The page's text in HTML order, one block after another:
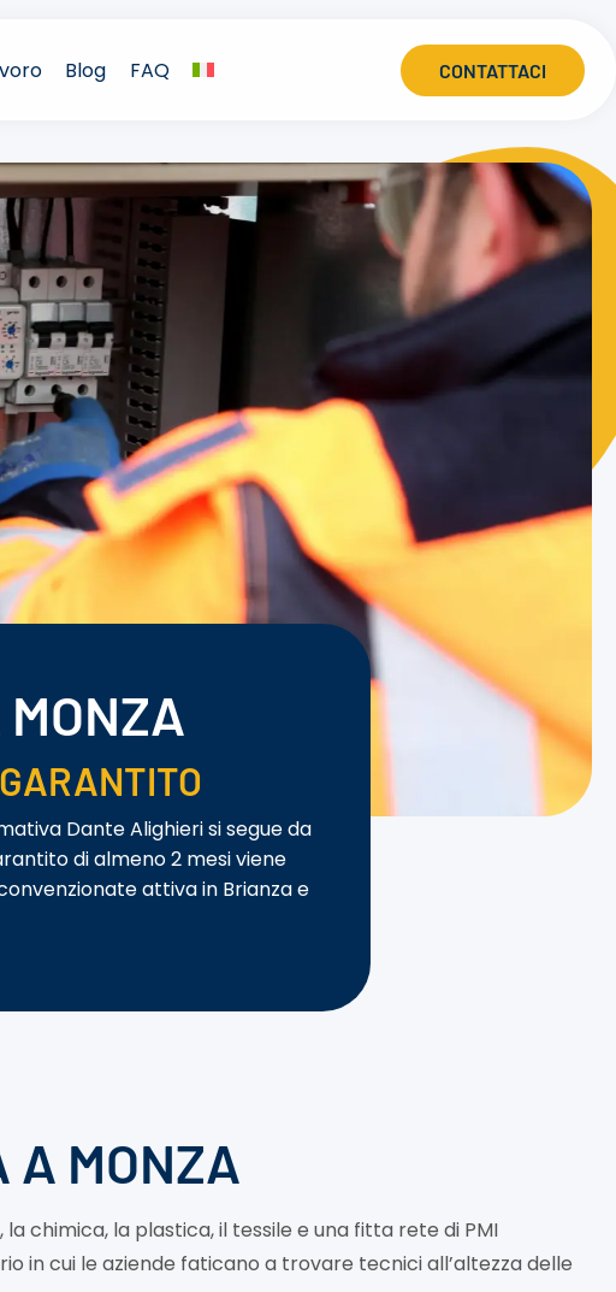
Blog FAQ CONTATTACI
Dante Alighieri si segue da
di almeno 2 mesi viene
attiva in Brianza e
A MONZA
chimica, la plastica, il tessile e una fitta rete di PMI
cui le aziende faticano a trovare tecnici all’altezza delle